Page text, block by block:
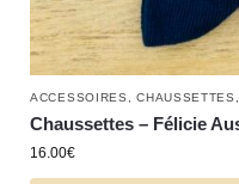
ACCESSOIRES ,CHAUSSETTES
Chaussettes – Félicie
16.00€